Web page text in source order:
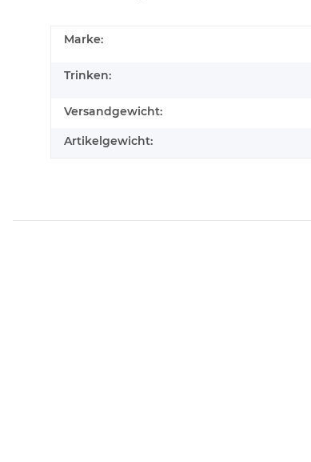
Marke:
Trinken:
Versandgewicht:
Artikelgewicht: